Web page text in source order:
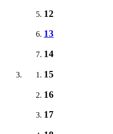
12
13
14
15
16
17